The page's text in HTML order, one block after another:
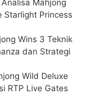
Mahjong
Starlight Princess
Wins 3 Teknik
dan Strategi
Wild Deluxe
RTP Live Gates